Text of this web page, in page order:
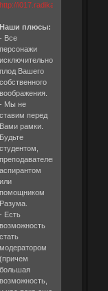
Наши плюсы:
- Все
персонажи
исключительно
плод Вашего
собственного
воображения.
- Мы не
ставим перед
Вами рамки.
Будьте
студентом,
преподавателем,
аспирантом
или
помощником
Разума.
- Есть
возможность
стать
модератором
(причем
большая
возможность,